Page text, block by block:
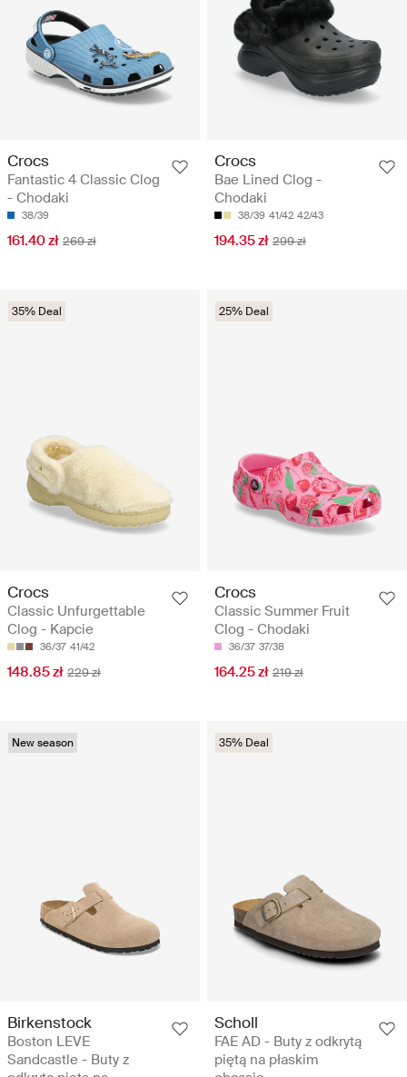
Crocs
Fantastic 4 Classic Clog
- Chodaki
38/39
161.40 zł 269 zł
Crocs
Bae Lined Clog -
Chodaki
38/39 41/42 42/43
194.35 zł 299 zł
35% Deal
Crocs
Classic Unfurgettable
Clog - Kapcie
36/37 41/42
148.85 zł 229 zł
25% Deal
Crocs
Classic Summer Fruit
Clog - Chodaki
36/37 37/38
164.25 zł 219 zł
New season
Birkenstock
Boston LEVE
Sandcastle - Buty z
35% Deal
Scholl
FAE AD - Buty z odkrytą
piętą na płaskim